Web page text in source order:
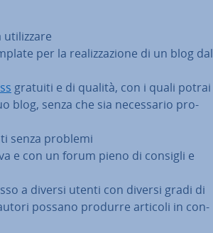
per la rea­liz­za­zio­ne di un blog dal
gratuiti e di qualità, con i quali potrai
blog, senza che sia ne­ces­sa­rio pro­
senza problemi
e con un forum pieno di consigli e
a diversi utenti con diversi gradi di
possano produrre articoli in con­